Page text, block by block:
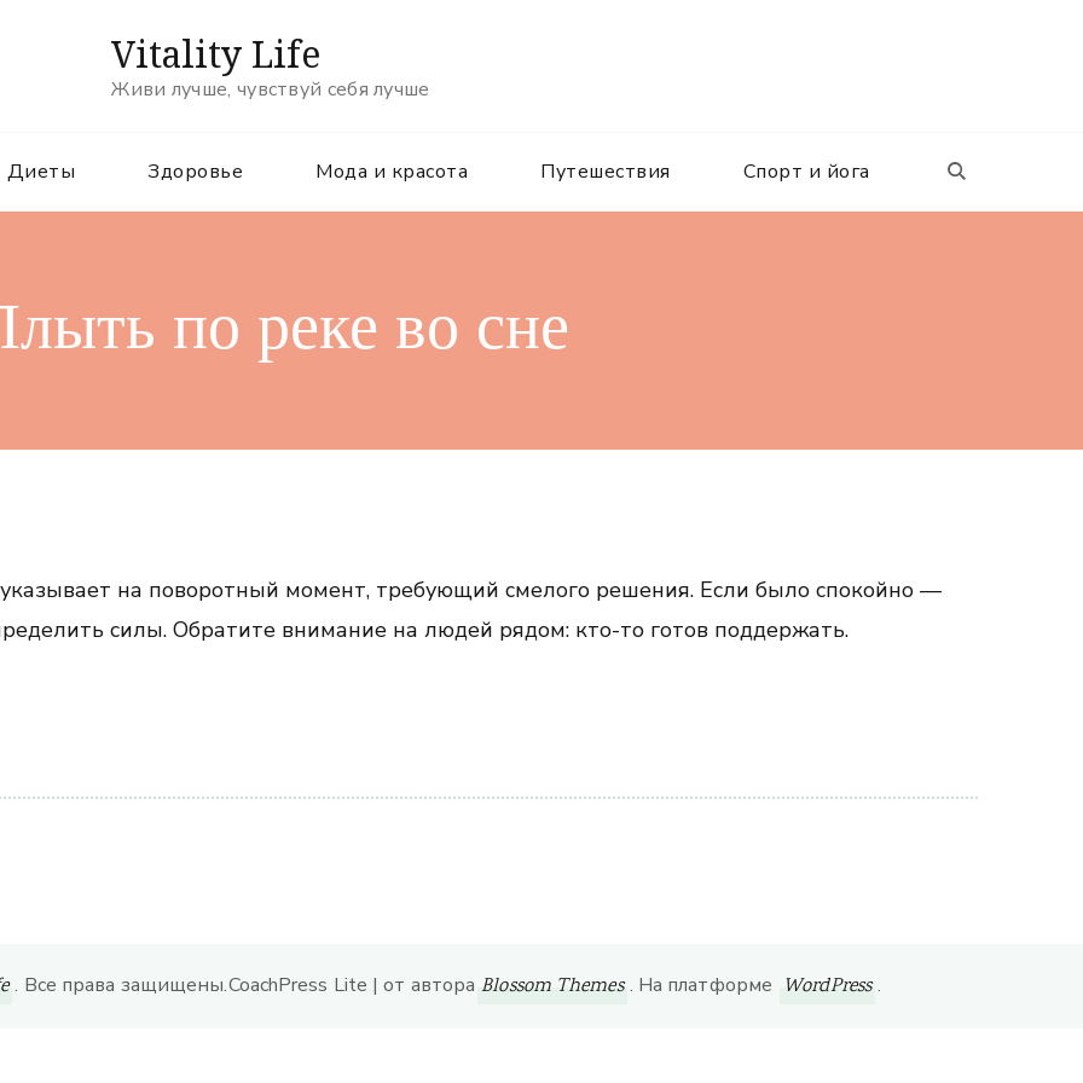
Vitality Life
Живи лучше, чувствуй себя лучше
Диеты Здоровье Мода и красота Путешествия Спорт и йога
по реке во сне
на поворотный момент, требующий смелого решения. Если было спокойно —
силы. Обратите внимание на людей рядом: кто-то готов поддержать.
. Все права защищены.CoachPress Lite | от автора Blossom Themes . На платформе WordPress .